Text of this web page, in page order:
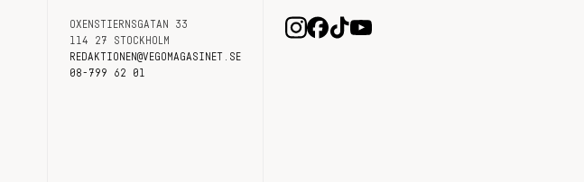
OXENSTIERNSGATAN 33
114 27 STOCKHOLM
REDAKTIONEN@VEGOMAGASINET.SE
08-799 62 01